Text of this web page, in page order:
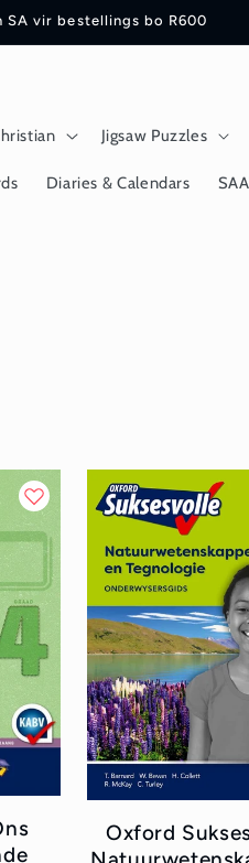
vir bestellings bo R600
Jigsaw Puzzles
Diaries & Calendars
Oxford